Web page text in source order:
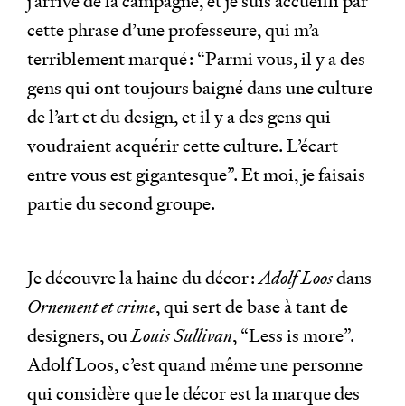
cette phrase d’une professeure, qui m’a
terriblement marqué : “Parmi vous, il y a des
gens qui ont toujours baigné dans une culture
de l’art et du design, et il y a des gens qui
voudraient acquérir cette culture. L’écart
entre vous est gigantesque”. Et moi, je faisais
partie du second groupe.
Je découvre la haine du décor :Adolf Loosdans
Ornement et crime, qui sert de base à tant de
designers, ouLouis Sullivan, “Less is more”.
Adolf Loos, c’est quand même une personne
qui considère que le décor est la marque des